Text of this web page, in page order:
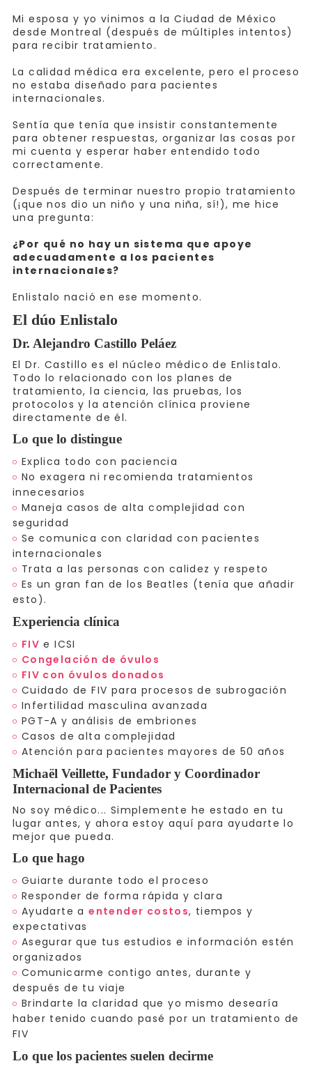
Mi esposa y yo vinimos a la Ciudad de México
desde Montreal (después de múltiples intentos)
para recibir tratamiento.
La calidad médica era excelente, pero el proceso
no estaba diseñado para pacientes
internacionales.
Sentía que tenía que insistir constantemente
para obtener respuestas, organizar las cosas por
mi cuenta y esperar haber entendido todo
correctamente.
Después de terminar nuestro propio tratamiento
(¡que nos dio un niño y una niña, sí!), me hice
una pregunta:
¿Por qué no hay un sistema que apoye
adecuadamente a los pacientes
internacionales?
Enlistalo nació en ese momento.
El dúo Enlistalo
Dr. Alejandro Castillo Peláez
El Dr. Castillo es el núcleo médico de Enlistalo.
Todo lo relacionado con los planes de
tratamiento, la ciencia, las pruebas, los
protocolos y la atención clínica proviene
directamente de él.
Lo que lo distingue
Explica todo con paciencia
No exagera ni recomienda tratamientos
innecesarios
Maneja casos de alta complejidad con
seguridad
Se comunica con claridad con pacientes
internacionales
Trata a las personas con calidez y respeto
Es un gran fan de los Beatles (tenía que añadir
esto).
Experiencia clínica
FIV e ICSI
Congelación de óvulos
FIV con óvulos donados
Cuidado de FIV para procesos de subrogación
Infertilidad masculina avanzada
PGT-A y análisis de embriones
Casos de alta complejidad
Atención para pacientes mayores de 50 años
Michaël Veillette, Fundador y Coordinador
Internacional de Pacientes
No soy médico... Simplemente he estado en tu
lugar antes, y ahora estoy aquí para ayudarte lo
mejor que pueda.
Lo que hago
Guiarte durante todo el proceso
Responder de forma rápida y clara
Ayudarte aentender costos, tiempos y
expectativas
Asegurar que tus estudios e información estén
organizados
Comunicarme contigo antes, durante y
después de tu viaje
Brindarte la claridad que yo mismo desearía
haber tenido cuando pasé por un tratamiento de
FIV
Lo que los pacientes suelen decirme